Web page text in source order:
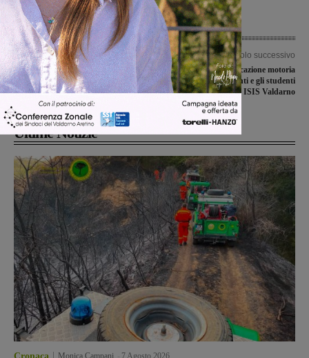
Articolo precedente
La guardia di finanza scopre una
piantagione di marijuana in
un’abitazione
Articolo successivo
Giovedì Fitness, educazione motoria
digitale con i docenti e gli studenti
dell’indirizzo Sportivo ISIS Valdarno
Ultime Notizie